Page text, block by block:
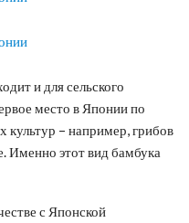
и для сельского
место в Японии по
– например, грибов
Именно этот вид бамбука
с Японской